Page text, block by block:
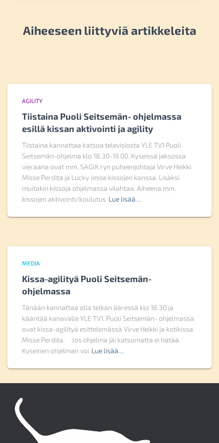
Aiheeseen liittyviä artikkeleita
AGILITY
Tiistaina Puoli Seitsemän- ohjelmassa
esillä kissan aktivointi ja agility
Tiistaina kannattaa katsoa televisiosta YLE TV1 Puoli
Seitsemän-ohjelma klo 18.30-19.00. Kyseissä jaksossa
vieraana ovat mm. SAGIK ryn puheenjohtaja Virve Heikki
Misse Perdita ja Lucky Jesse kissojen kanssa. Lisäksi
muitakin kissoja ohjelmassa vilahtaa. Aiheena mm.
kissojen aktivointi/koulutus Lue lisää…
MEDIA
Kissa-agilityä Puoli Seitsemän-
ohjelmassa
Tänään kannattaa olla telkan ääressä klo 18.30 ja
kääntää kanavalle YLE TV1. Puoli Seitsemän- ohjelmassa
ovat kissa-agilityä esittelemässä Virve Heikki ja kotikissa
Misse Perdita. Jos ohjelma jäi katsomatta ei hätää.
Kyseinen ohjelman voi Lue lisää…